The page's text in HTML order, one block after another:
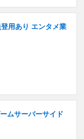
用あり エンタメ業
ムサーバーサイド